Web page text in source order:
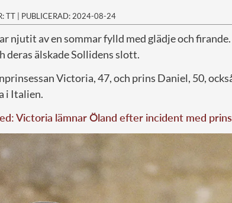
TT | PUBLICERAD: 2024-08-24
njutit av en sommar fylld med glädje och
deras älskade Sollidens slott.
Victoria, 47, och prins Daniel, 50,
i Italien.
Victoria lämnar Öland efter incident med